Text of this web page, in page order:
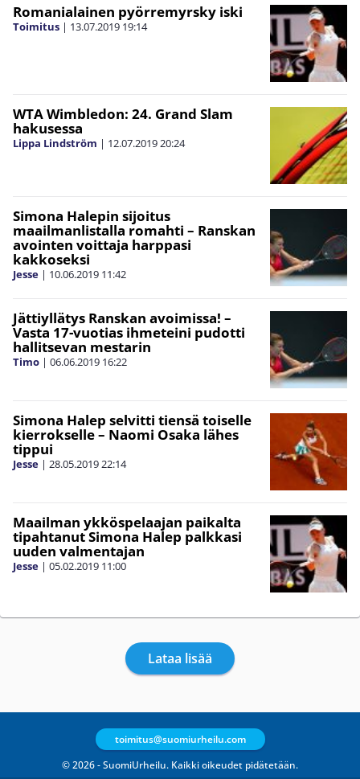
Romanialainen pyörremyrsky iski
Toimitus | 13.07.2019 19:14
WTA Wimbledon: 24. Grand Slam
hakusessa
Lippa Lindström | 12.07.201920:24
Simona Halepin sijoitus
maailmanlistalla romahti – Ranskan
avointen voittaja harppasi
kakkoseksi
Jesse | 10.06.2019 11:42
Jättiyllätys Ranskan avoimissa! –
Vasta 17-vuotias ihmeteini pudotti
hallitsevan mestarin
Timo | 06.06.2019 16:22
Simona Halep selvitti tiensä toiselle
kierrokselle – Naomi Osaka lähes
tippui
Jesse | 28.05.201922:14
Maailman ykköspelaajan paikalta
tipahtanut Simona Halep palkkasi
uuden valmentajan
Jesse | 05.02.2019 11:00
Lataa lisää
© 2026 - SuomiUrheilu. Kaikki oikeudet pidätetään.
toimitus@suomiurheilu.com